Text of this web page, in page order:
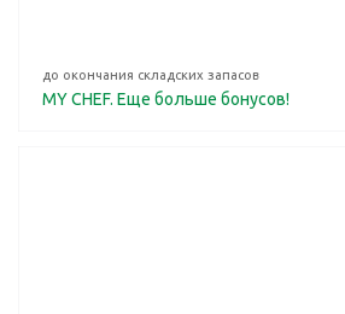
до окончания складских запасов
MY CHEF. Еще больше бонусов!